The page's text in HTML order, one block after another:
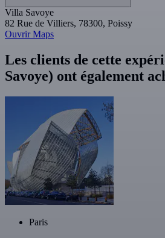
Villa Savoye
82 Rue de Villiers, 78300, Poissy
Ouvrir Maps
Les clients de cette
Savoye) ont également
Paris